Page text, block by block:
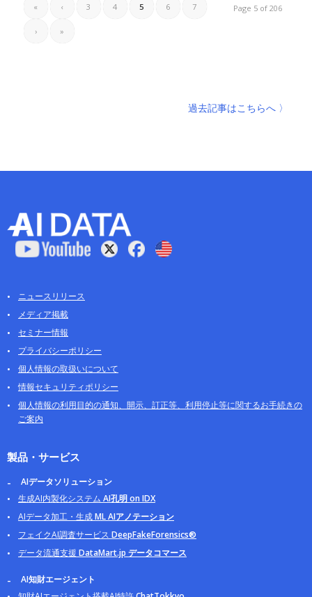
Page 5 of 206
« ‹ 3 4 5 6 7
› »
過去記事はこちらへ 〉
ニュースリリース
メディア掲載
セミナー情報
プライバシーポリシー
個人情報の取扱いについて
情報セキュリティポリシー
個人情報の利用目的の通知、開示、訂正等、利用停止等に関するお手続きの
ご案内
製品・サービス
AIデータソリューション
生成AI内製化システム AI孔明 on IDX
AIデータ加工・生成ML AIアノテーション
フェイクAI調査サービス DeepFakeForensics®
データ流通支援DataMart.jp データコマース
AI知財エージェント